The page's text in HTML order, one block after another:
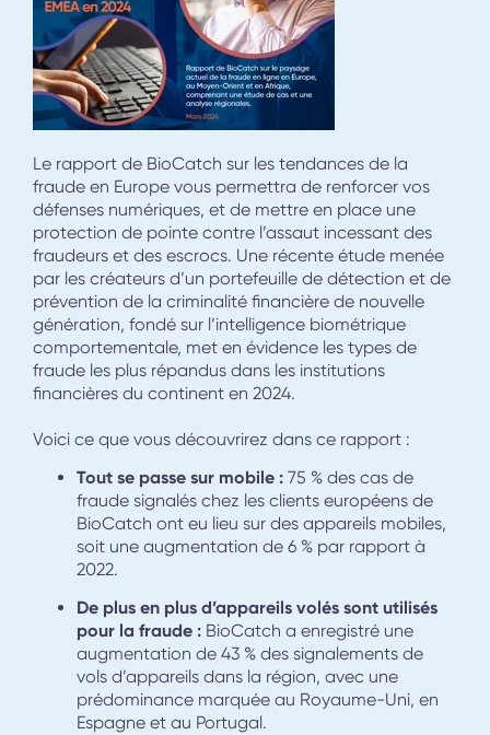
Le rapport de BioCatch sur les tendances de la
fraude en Europe vous permettra de renforcer vos
défenses numériques, et de mettre en place une
protection de pointe contre l’assaut incessant des
fraudeurs et des escrocs. Une récente étude menée
par les créateurs d’un portefeuille de détection et de
prévention de la criminalité financière de nouvelle
génération, fondé sur l’intelligence biométrique
comportementale, met en évidence les types de
fraude les plus répandus dans les institutions
financières du continent en 2024.
Voici ce que vous découvrirez dans ce rapport :
Tout se passe sur mobile : 75 % des cas de
fraude signalés chez les clients européens de
BioCatch ont eu lieu sur des appareils mobiles,
soit une augmentation de 6 % par rapport à
2022.
De plus en plus d’appareils volés sont utilisés
pour la fraude : BioCatch a enregistré une
augmentation de 43 % des signalements de
vols d’appareils dans la région, avec une
prédominance marquée au Royaume-Uni, en
Espagne et au Portugal.